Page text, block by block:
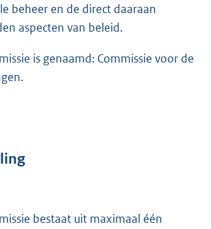
beheer en de direct daaraan
aspecten van beleid.
is genaamd: Commissie voor de
bestaat uit maximaal één